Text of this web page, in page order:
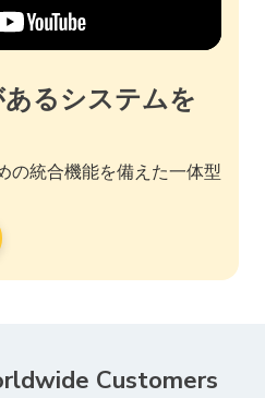
るシステムを
の統合機能を備えた一体型
Customers